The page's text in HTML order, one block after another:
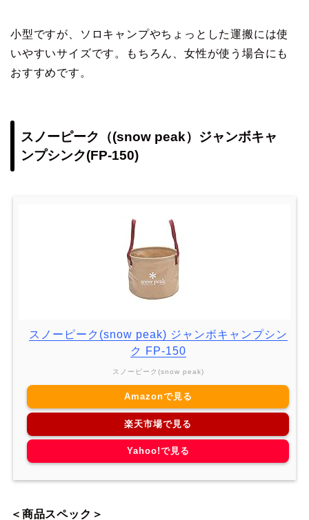
小型ですが、ソロキャンプやちょっとした運搬には使
いやすいサイズです。もちろん、女性が使う場合にも
おすすめです。
スノーピーク（(snow peak）ジャンボキャ
ンプシンク(FP-150)
スノーピーク(snow peak) ジャンボキャンプシン
ク FP-150
スノーピーク(snow peak)
Amazonで見る
楽天市場で見る
Yahoo!で見る
＜商品スペック＞